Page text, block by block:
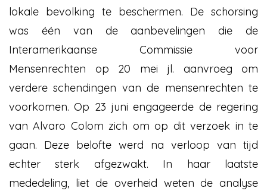
lokale bevolking te beschermen. De schorsing
was één van de aanbevelingen die de
Interamerikaanse Commissie voor
Mensenrechten op 20 mei jl. aanvroeg om
verdere schendingen van de mensenrechten te
voorkomen. Op 23 juni engageerde de regering
van Alvaro Colom zich om op dit verzoek in te
gaan. Deze belofte werd na verloop van tijd
echter sterk afgezwakt. In haar laatste
mededeling, liet de overheid weten de analyse